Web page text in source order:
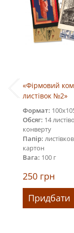
«Фірмовий
листівок №2»
Формат:
Обсяг: 14
конверту
Папір:
картон
Вага: 100 г
250 грн
Придбати